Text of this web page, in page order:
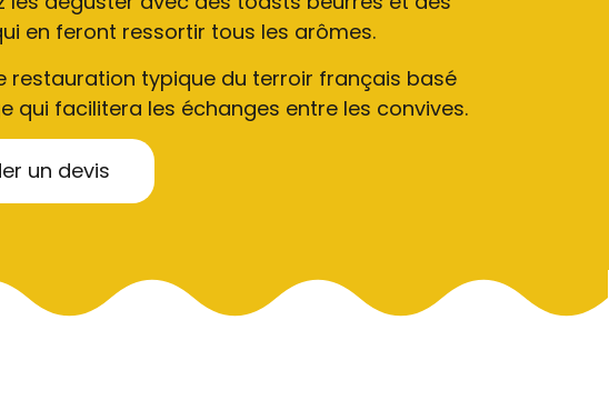
en feront ressortir tous les arômes.
restauration typique du terroir français basé
qui facilitera les échanges entre les convives.
un devis